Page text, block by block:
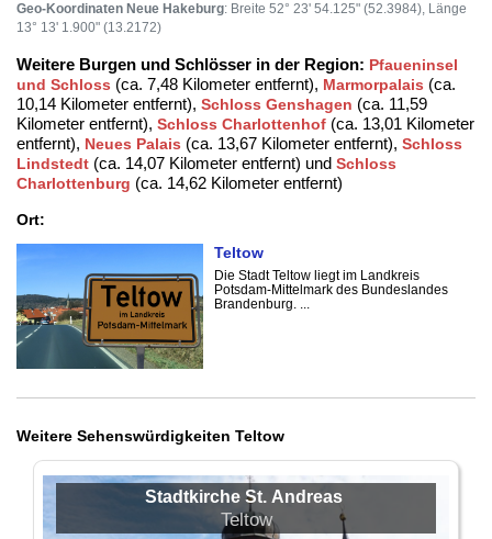
Geo-Koordinaten Neue Hakeburg: Breite 52° 23' 54.125" (52.3984), Länge
13° 13' 1.900" (13.2172)
Weitere Burgen und Schlösser in der Region: Pfaueninsel
und Schloss (ca. 7,48 Kilometer entfernt), Marmorpalais (ca.
10,14 Kilometer entfernt), Schloss Genshagen (ca. 11,59
Kilometer entfernt), Schloss Charlottenhof (ca. 13,01 Kilometer
entfernt), Neues Palais (ca. 13,67 Kilometer entfernt), Schloss
Lindstedt (ca. 14,07 Kilometer entfernt) und Schloss
Charlottenburg (ca. 14,62 Kilometer entfernt)
Ort:
Teltow
Die Stadt Teltow liegt im Landkreis
Potsdam-Mittelmark des Bundeslandes
Brandenburg. ...
Weitere Sehenswürdigkeiten Teltow
Stadtkirche St. Andreas
Teltow